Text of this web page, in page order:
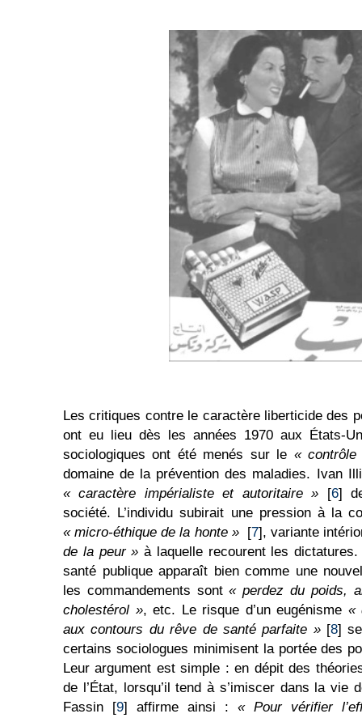
Les critiques contre le caractère liberticide des
ont eu lieu dès les années 1970 aux États-
sociologiques ont été menés sur le «
domaine de la prévention des maladies. Ivan
« caractère impérialiste et autoritaire » [6]
société. L’individu subirait une pression à la
« micro-éthique de la honte »[7], variante
de la peur » à laquelle recourent les
santé publique apparaît bien comme une
les commandements sont« perdez du poids,
cholestérol », etc. Le risque d’un eugénisme «
aux contours du rêve de santé parfaite »[8]
certains sociologues minimisent la portée des
Leur argument est simple : en dépit des
de l’État, lorsqu’il tend à s’imiscer dans la vie
Fassin [9] affirme ainsi : « Pour vérifier